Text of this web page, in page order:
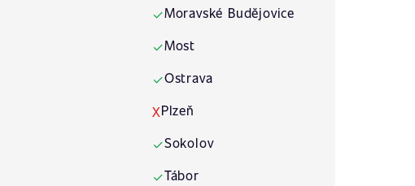
✓Moravské Budějovice
✓Most
✓Ostrava
XPlzeň
✓Sokolov
✓Tábor